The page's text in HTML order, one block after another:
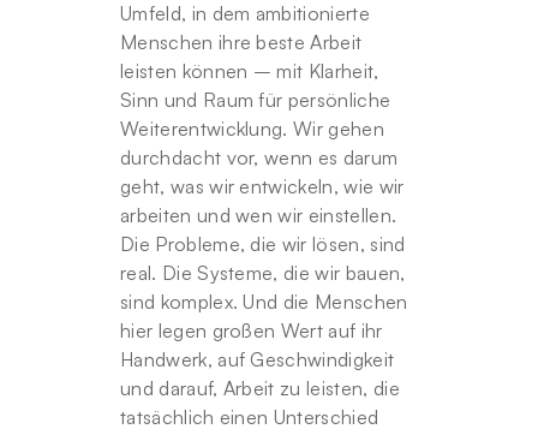
Umfeld, in dem ambitionierte
Menschen ihre beste Arbeit
leisten können – mit Klarheit,
Sinn und Raum für persönliche
Weiterentwicklung. Wir gehen
durchdacht vor, wenn es darum
geht, was wir entwickeln, wie wir
arbeiten und wen wir einstellen.
Die Probleme, die wir lösen, sind
real. Die Systeme, die wir bauen,
sind komplex. Und die Menschen
hier legen großen Wert auf ihr
Handwerk, auf Geschwindigkeit
und darauf, Arbeit zu leisten, die
tatsächlich einen Unterschied